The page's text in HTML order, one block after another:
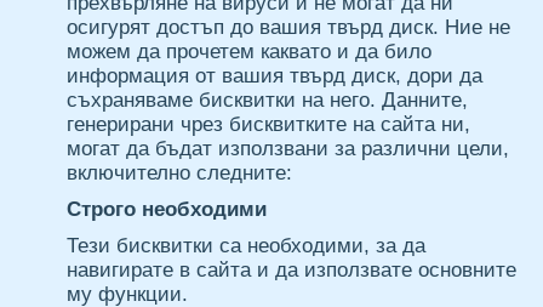
осигурят достъп до вашия твърд диск. Ние не
можем да прочетем каквато и да било
информация от вашия твърд диск, дори да
съхраняваме бисквитки на него. Данните,
генерирани чрез бисквитките на сайта ни,
могат да бъдат използвани за различни цели,
включително следните:
Строго необходими
Тези бисквитки са необходими, за да
навигирате в сайта и да използвате основните
му функции.